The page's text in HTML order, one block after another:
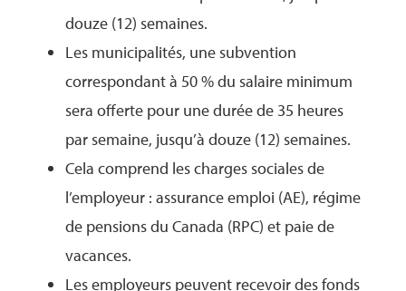
douze (12) semaines.
Les municipalités, une subvention
correspondant à 50 % du salaire minimum
sera offerte pour une durée de 35 heures
par semaine, jusqu’à douze (12) semaines.
Cela comprend les charges sociales de
l’employeur : assurance emploi (AE), régime
de pensions du Canada (RPC) et paie de
vacances.
Les employeurs peuvent recevoir des fonds